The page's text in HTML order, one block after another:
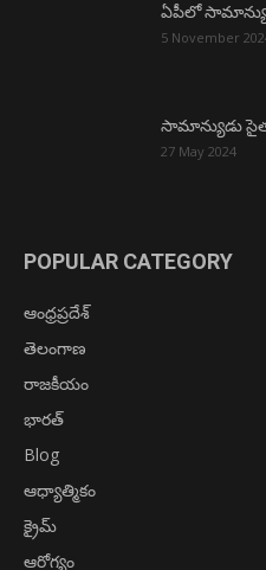
ఏపీలో
5 November
సామాన్యుడు
27 May 2024
POPULAR CATEGORY
ఆంధ్రప్రదేశ్
తెలంగాణ
రాజకీయం
భారత్
Blog
ఆధ్యాత్మికం
క్రైమ్
ఆరోగ్యం